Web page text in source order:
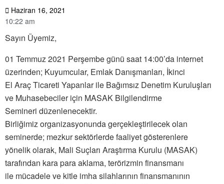
Haziran 16, 2021
10:22 am
Sayın Üyemiz,
01 Temmuz 2021 Perşembe günü saat 14:00’da internet
üzerinden; Kuyumcular, Emlak Danışmanları, İkinci
El Araç Ticareti Yapanlar ile Bağımsız Denetim Kuruluşları
ve Muhasebeciler için MASAK Bilgilendirme
Semineri düzenlenecektir.
Birliğimiz organizasyonunda gerçekleştirilecek olan
seminerde; mezkur sektörlerde faaliyet gösterenlere
yönelik olarak, Mali Suçları Araştırma Kurulu (MASAK)
tarafından kara para aklama, terörizmin finansmanı
ile mücadele ve kitle imha silahlarının finansmanının